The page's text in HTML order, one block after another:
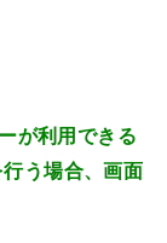
が利用できる
う場合、画面